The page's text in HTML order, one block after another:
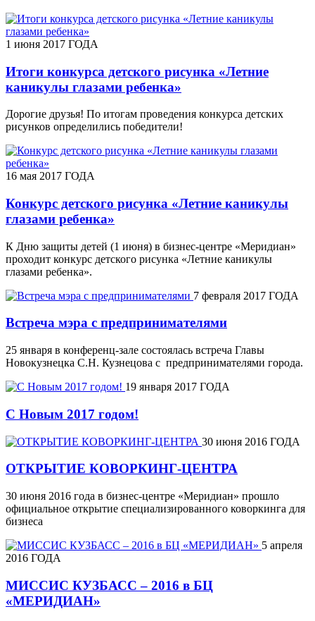
1 июня 2017 ГОДА
Итоги конкурса детского рисунка «Летние
каникулы глазами ребенка»
Дорогие друзья! По итогам проведения конкурса детских
рисунков определились победители!
16 мая 2017 ГОДА
Конкурс детского рисунка «Летние каникулы
глазами ребенка»
К Дню защиты детей (1 июня) в бизнес-центре «Меридиан»
проходит конкурс детского рисунка «Летние каникулы
глазами ребенка».
7 февраля 2017 ГОДА
Встреча мэра с предпринимателями
25 января в конференц-зале состоялась встреча Главы
Новокузнецка С.Н. Кузнецова с предпринимателями города.
19 января 2017 ГОДА
С Новым 2017 годом!
30 июня 2016 ГОДА
ОТКРЫТИЕ КОВОРКИНГ-ЦЕНТРА
30 июня 2016 года в бизнес-центре «Меридиан» прошло
официальное открытие специализированного коворкинга для
бизнеса
5 апреля
2016 ГОДА
МИССИС КУЗБАСС – 2016 в БЦ
«МЕРИДИАН»